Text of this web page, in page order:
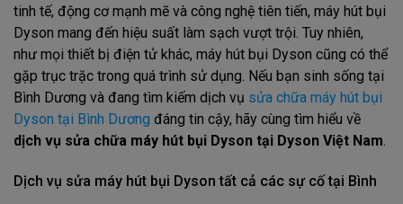
tinh tế, động cơ mạnh mẽ và công nghệ tiên tiến, máy hút bụi
Dyson mang đến hiệu suất làm sạch vượt trội. Tuy nhiên,
như mọi thiết bị điện tử khác, máy hút bụi Dyson cũng có thể
gặp trục trặc trong quá trình sử dụng. Nếu bạn sinh sống tại
Bình Dương và đang tìm kiếm dịch vụ sửa chữa máy hút bụi
Dyson tại Bình Dương đáng tin cậy, hãy cùng tìm hiểu về
dịch vụ sửa chữa máy hút bụi Dyson tại Dyson Việt Nam.
Dịch vụ sửa máy hút bụi Dyson tất cả các sự cố tại Bình